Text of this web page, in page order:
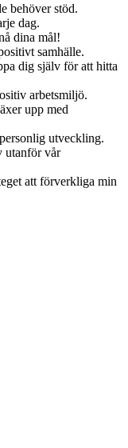
behöver stöd.
dag.
dina mål!
samhälle.
dig själv för att hitta
arbetsmiljö.
upp med
utveckling.
utanför vår
att förverkliga min